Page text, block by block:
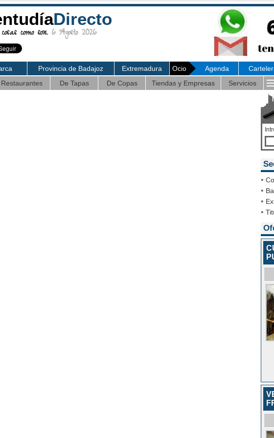
Directo
como son. 6 Agosto 2026
Provincia de Badajoz Extremadura Ocio Agenda
Restaurantes De Tapas De Copas Tiendas y Empresas Servicios
•
•
•
•